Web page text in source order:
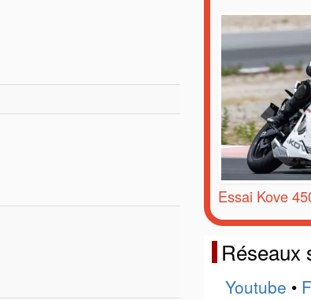
Essai Kove
Réseaux
Youtube •